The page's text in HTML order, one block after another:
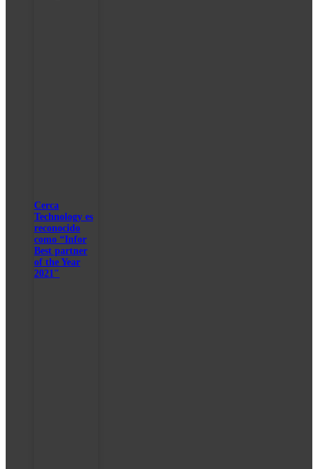
Cerca
Technology es
reconocido
como “Infor
Best partner
of the Year
2021″